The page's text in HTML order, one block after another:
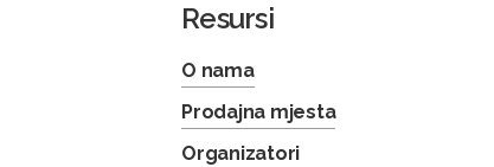
Resursi
O nama
Prodajna mjesta
Organizatori